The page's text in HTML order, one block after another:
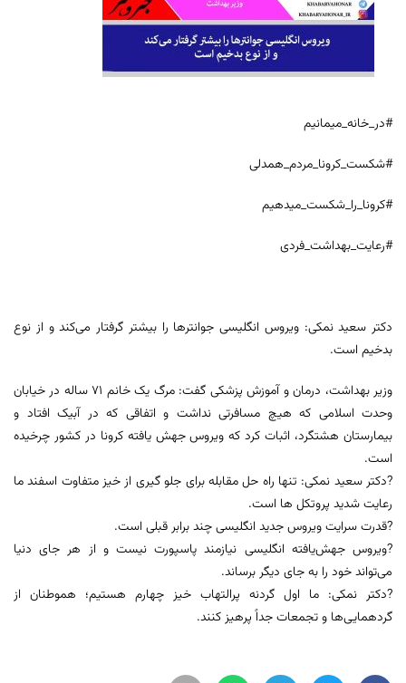
#در_خانه_میمانیم
#شکست_کرونا_مردم_همدلی
#کرونا_را_شکست_میدهیم
#رعایت_بهداشت_فردی
دکتر سعید نمکی: ویروس انگلیسی جوانترها را بیشتر گرفتار می‌کند و از نوع
بدخیم است.
وزیر بهداشت، درمان و آموزش پزشکی گفت: مرگ یک خانم 71 ساله در خیابان
وحدت اسلامی که هیچ مسافرتی نداشت و اتفاقی که در آبیک افتاد و
بیمارستان هشتگرد، اثبات کرد که ویروس جهش یافته کرونا در کشور چرخیده
است.
?دکتر سعید نمکی: تنها راه حل مقابله برای جلو گیری از خیز متفاوت اسفند ما
رعایت شدید پروتکل ها است.
?قدرت سرایت ویروس جدید انگلیسی چند برابر قبلی است.
?ویروس جهش‌یافته انگلیسی نیازمند پاسپورت نیست و از هر جای دنیا
می‌تواند خود را به جای دیگر برساند.
?دکتر نمکی: ما اول گردنه پرالتهاب خیز چهارم هستیم؛ هموطنان از
گردهمایی‌ها و تجمعات جداً پرهیز کنند.